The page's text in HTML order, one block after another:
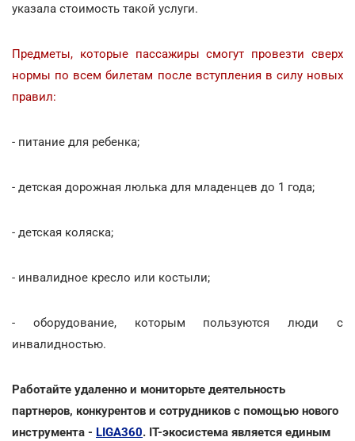
указала стоимость такой услуги.
Предметы, которые пассажиры смогут провезти сверх
нормы по всем билетам после вступления в силу новых
правил:
- питание для ребенка;
- детская дорожная люлька для младенцев до 1 года;
- детская коляска;
- инвалидное кресло или костыли;
- оборудование, которым пользуются люди с
инвалидностью.
Работайте удаленно и мониторьте деятельность
партнеров, конкурентов и сотрудников с помощью нового
инструмента - LIGA360. IT-экосистема является единым